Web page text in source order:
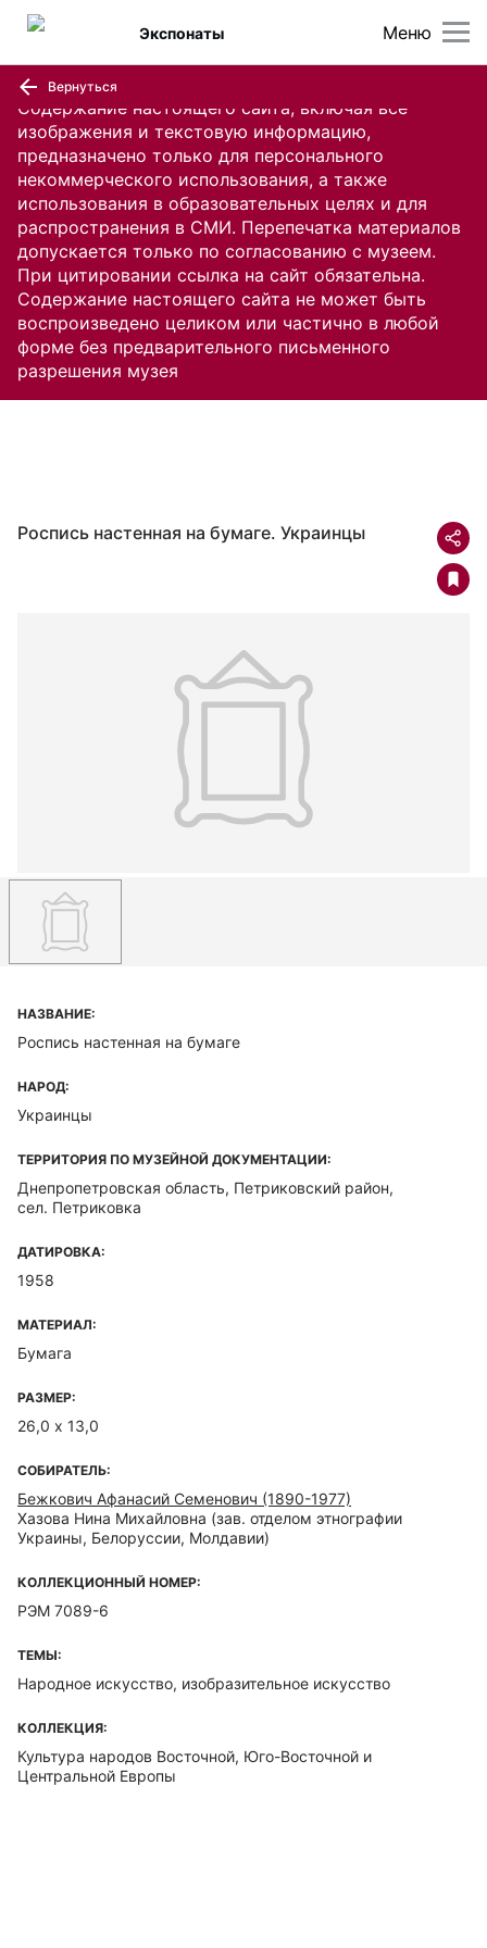
Содержание настоящего сайта, включая все
изображения и текстовую информацию,
предназначено только для персонального
некоммерческого использования, а также
использования в образовательных целях и для
распространения в СМИ. Перепечатка материалов
допускается только по согласованию с музеем.
При цитировании ссылка на сайт обязательна.
Содержание настоящего сайта не может быть
воспроизведено целиком или частично в любой
форме без предварительного письменного
разрешения музея
Меню
Экспонаты
Вернуться
Роспись настенная на бумаге. Украинцы
НАЗВАНИЕ:
Роспись настенная на бумаге
НАРОД:
Украинцы
ТЕРРИТОРИЯ ПО МУЗЕЙНОЙ ДОКУМЕНТАЦИИ:
Днепропетровская область, Петриковский район,
сел. Петриковка
ДАТИРОВКА:
1958
МАТЕРИАЛ:
Бумага
РАЗМЕР:
26,0 х 13,0
СОБИРАТЕЛЬ:
Бежкович Афанасий Семенович (1890-1977)
Хазова Нина Михайловна (зав. отделом этнографии
Украины, Белоруссии, Молдавии)
КОЛЛЕКЦИОННЫЙ НОМЕР:
РЭМ 7089-6
ТЕМЫ:
Народное искусство, изобразительное искусство
КОЛЛЕКЦИЯ:
Культура народов Восточной, Юго-Восточной и
Центральной Европы